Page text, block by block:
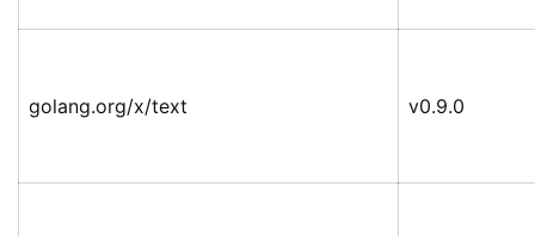
golang.org/x/text v0.9.0